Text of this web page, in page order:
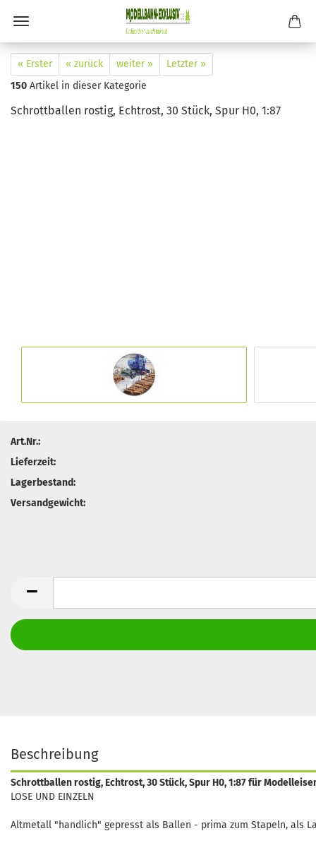
« Erster « zurück weiter »
Letzter »
150 Artikel in dieser Kategorie
Schrottballen rostig, Echtrost, 30 Stück, Spur H0, 1:87
Art.Nr.:
Lieferzeit:
Lagerbestand:
Versandgewicht:
Beschreibung
Schrottballen rostig, Echtrost, 30 Stück, Spur H0, 1:87 für
LOSE UND EINZELN
Altmetall "handlich" gepresst als Ballen - prima zum Stapeln, als